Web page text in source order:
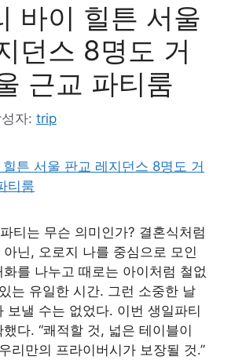
바이 힐튼 서울
던스 8명도 거
근교 파티룸
자: trip
티는 무슨 의미인가? 결혼식처럼
닌, 오로지 나를 중심으로 모인
를 나누고 때로는 아이처럼 철없
는 유일한 시간. 그런 소중한 날
보낼 수는 없었다. 이번 생일파티
다. “쾌적할 것, 넓은 테이블이
리만의 프라이버시가 보장될 것.”